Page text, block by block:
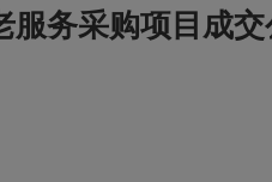
服务采购项目成